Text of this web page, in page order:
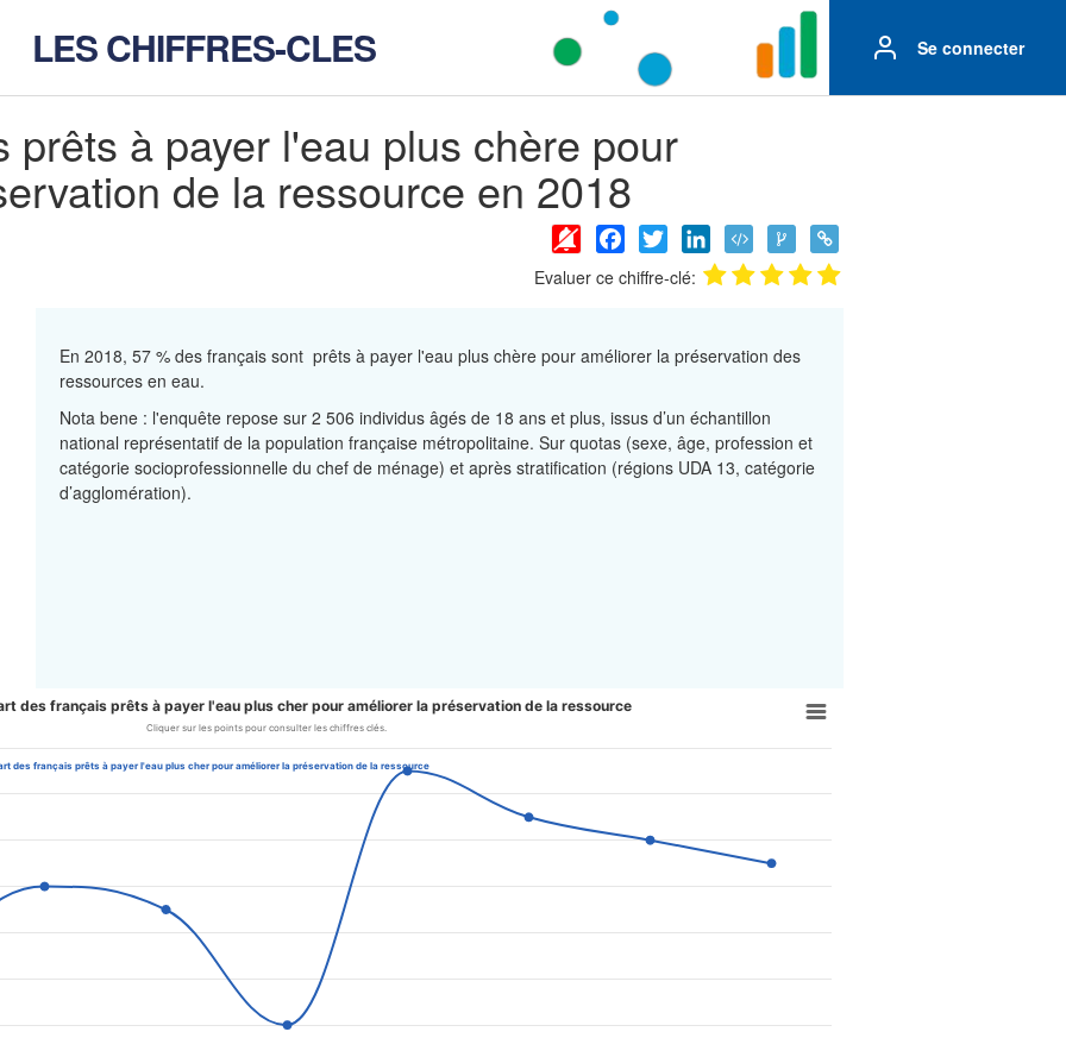
LES CHIFFRES-CLES Se connecter
prêts à payer l'eau plus chère pour
de la ressource en 2018
Facebook
Twitter LinkedIn
Evaluer ce chiffre-clé:
En 2018, 57 % des français sont prêts à payer l'eau plus chère pour améliorer la préservation des
ressources en eau.
Nota bene : l'enquête repose sur 2 506 individus âgés de 18 ans et plus, issus d’un échantillon
national représentatif de la population française métropolitaine. Sur quotas (sexe, âge, profession et
catégorie socioprofessionnelle du chef de ménage) et après stratification (régions UDA 13, catégorie
d’agglomération).
français prêts à payer l'eau plus cher pour améliorer la
clés.
prêts à payer l'eau plus cher pour améliorer la préservation de la ressource
des français prêts à payer l'eau plus cher pour améliorer la préservation de la ressource
des français prêts à payer l'eau plus cher pour améliorer la préservation de la ressource
Cliquer sur les points pour consulter les chiffres clés.